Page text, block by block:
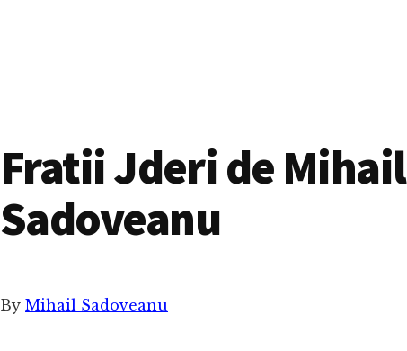
Fratii Jderi de Mihail
Sadoveanu
By Mihail Sadoveanu